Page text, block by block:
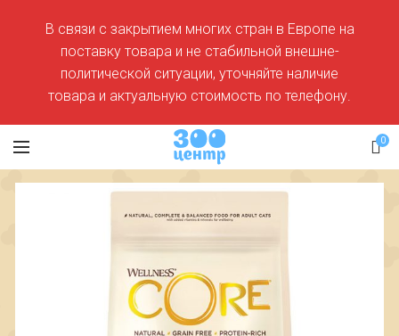
0
В связи с закрытием многих стран в Европе на
поставку товара и не стабильной внешне-
политической ситуации, уточняйте наличие
товара и актуальную стоимость по телефону.